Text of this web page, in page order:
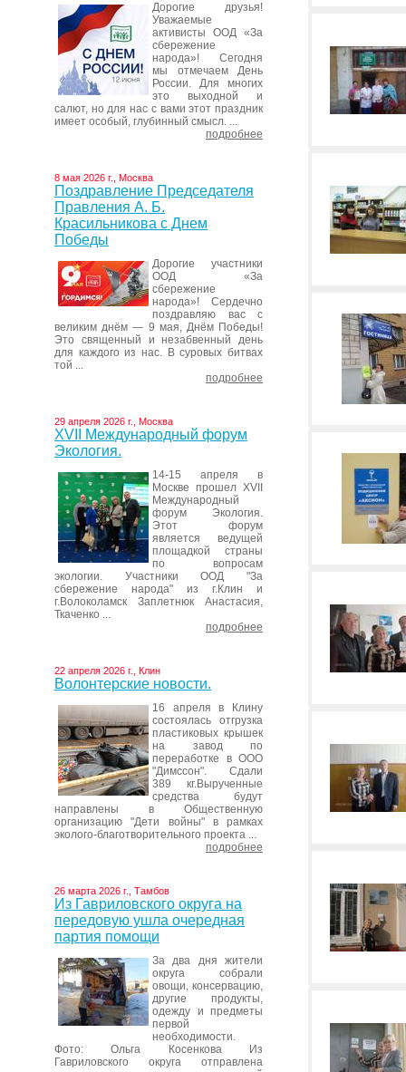
Дорогие друзья!
Уважаемые
активисты ООД «За
сбережение
народа»! Сегодня
мы отмечаем День
России. Для многих
это выходной и
салют, но для нас с вами этот праздник
имеет особый, глубинный смысл. ...
подробнее
8 мая 2026 г., Москва
Поздравление Председателя
Правления А. Б.
Красильникова с Днем
Победы
Дорогие участники
ООД «За
сбережение
народа»! Сердечно
поздравляю вас с
великим днём — 9 мая, Днём Победы!
Это священный и незабвенный день
для каждого из нас. В суровых битвах
той ...
подробнее
29 апреля 2026 г., Москва
XVII Международный форум
Экология.
14-15 апреля в
Москве прошел XVII
Международный
форум Экология.
Этот форум
является ведущей
площадкой страны
по вопросам
экологии. Участники ООД "За
сбережение народа" из г.Клин и
г.Волоколамск Заплетнюк Анастасия,
Ткаченко ...
подробнее
22 апреля 2026 г., Клин
Волонтерские новости.
16 апреля в Клину
состоялась отгрузка
пластиковых крышек
на завод по
переработке в ООО
"Димссон". Сдали
389 кг.Вырученные
средства будут
направлены в Общественную
организацию "Дети войны" в рамках
эколого-благотворительного проекта ...
подробнее
26 марта 2026 г., Тамбов
Из Гавриловского округа на
передовую ушла очередная
партия помощи
За два дня жители
округа собрали
овощи, консервацию,
другие продукты,
одежду и предметы
первой
необходимости.
Фото: Ольга Косенкова Из
Гавриловского округа отправлена